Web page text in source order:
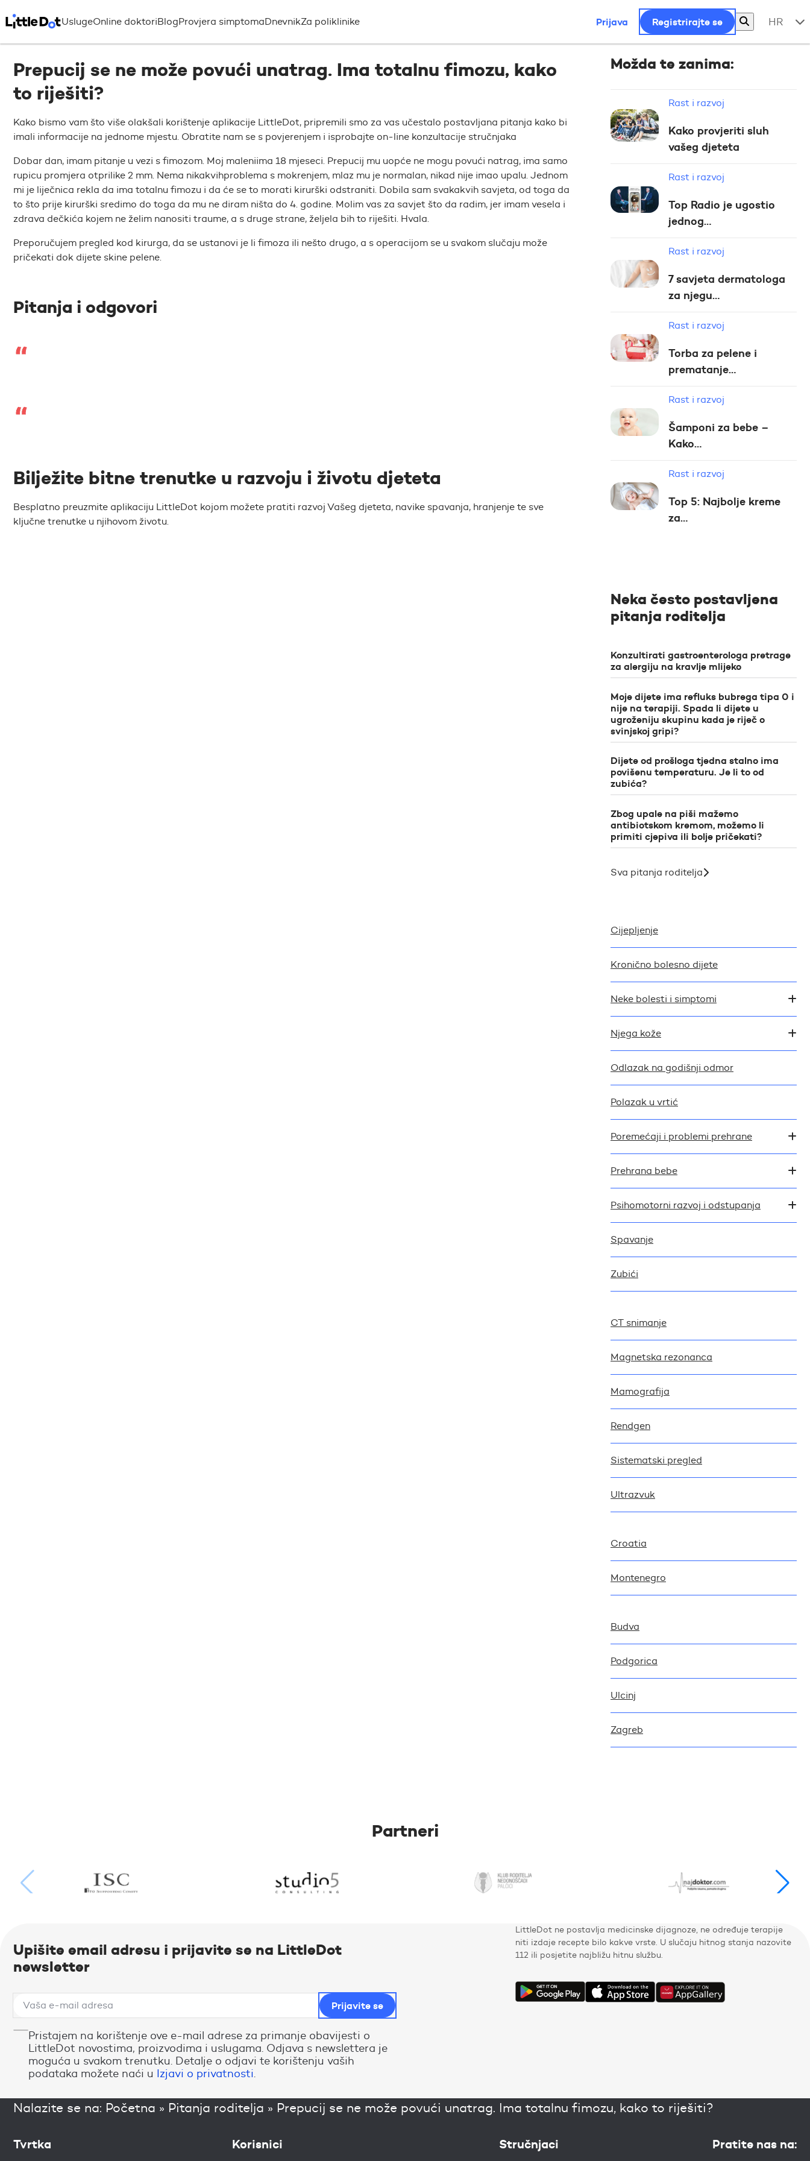
UslugeOnline doktoriBlogProvjera simptomaDnevnikZa poliklinike Prijava Registrirajte se HR
Prepucij se ne može povući unatrag. Ima totalnu fimozu, kako
to riješiti?
Kako bismo vam što više olakšali korištenje aplikacije LittleDot, pripremili smo za vas učestalo postavljana pitanja kako bi
imali informacije na jednome mjestu. Obratite nam se s povjerenjem i isprobajte on-line konzultacije stručnjaka
Dobar dan, imam pitanje u vezi s fimozom. Moj maleniima 18 mjeseci. Prepucij mu uopće ne mogu povući natrag, ima samo
rupicu promjera otprilike 2 mm. Nema nikakvihproblema s mokrenjem, mlaz mu je normalan, nikad nije imao upalu. Jednom
mi je liječnica rekla da ima totalnu fimozu i da će se to morati kirurški odstraniti. Dobila sam svakakvih savjeta, od toga da
to što prije kirurški sredimo do toga da mu ne diram ništa do 4. godine. Molim vas za savjet što da radim, jer imam vesela i
zdrava dečkića kojem ne želim nanositi traume, a s druge strane, željela bih to riješiti. Hvala.
Preporučujem pregled kod kirurga, da se ustanovi je li fimoza ili nešto drugo, a s operacijom se u svakom slučaju može
pričekati dok dijete skine pelene.
Pitanja i odgovori
Bilježite bitne trenutke u razvoju i životu djeteta
Besplatno preuzmite aplikaciju LittleDot kojom možete pratiti razvoj Vašeg djeteta, navike spavanja, hranjenje te sve
ključne trenutke u njihovom životu.
Možda te zanima:
Rast i razvoj
Kako provjeriti sluh
vašeg djeteta
Rast i razvoj
Top Radio je ugostio
jednog…
Rast i razvoj
7 savjeta dermatologa
za njegu…
Rast i razvoj
Torba za pelene i
prematanje…
Rast i razvoj
Šamponi za bebe –
Kako…
Rast i razvoj
Top 5: Najbolje kreme
za…
Neka često postavljena
pitanja roditelja
Konzultirati gastroenterologa pretrage
za alergiju na kravlje mlijeko
Moje dijete ima refluks bubrega tipa 0 i
nije na terapiji. Spada li dijete u
ugroženiju skupinu kada je riječ o
svinjskoj gripi?
Dijete od prošloga tjedna stalno ima
povišenu temperaturu. Je li to od
zubića?
Zbog upale na piši mažemo
antibiotskom kremom, možemo li
primiti cjepiva ili bolje pričekati?
Sva pitanja roditelja
Cijepljenje
Kronično bolesno dijete
Neke bolesti i simptomi
Njega kože
Odlazak na godišnji odmor
Polazak u vrtić
Poremećaji i problemi prehrane
Prehrana bebe
Psihomotorni razvoj i odstupanja
Spavanje
Zubići
CT snimanje
Magnetska rezonanca
Mamografija
Rendgen
Sistematski pregled
Ultrazvuk
Croatia
Montenegro
Budva
Podgorica
Ulcinj
Zagreb
Partneri
Upišite email adresu i prijavite se na LittleDot
newsletter
Pristajem na korištenje ove e-mail adrese za primanje obavijesti o
LittleDot novostima, proizvodima i uslugama. Odjava s newslettera je
moguća u svakom trenutku. Detalje o odjavi te korištenju vaših
podataka možete naći u Izjavi o privatnosti.
LittleDot ne postavlja medicinske dijagnoze, ne određuje terapije
niti izdaje recepte bilo kakve vrste. U slučaju hitnog stanja nazovite
112 ili posjetite najbližu hitnu službu.
Nalazite se na: Početna » Pitanja roditelja » Prepucij se ne može povući unatrag. Ima totalnu fimozu, kako to riješiti?
Tvrtka Korisnici Stručnjaci Pratite nas na: